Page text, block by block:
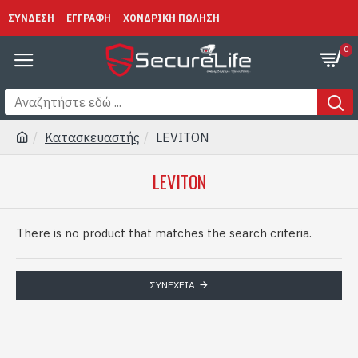
ΣΥΝΔΕΣΗ ΕΓΓΡΑΦΗ ΧΟΝΔΡΙΚΗ ΠΩΛΗΣΗ
0
Κατασκευαστής LEVITON
LEVITON
There is no product that matches the search criteria.
ΣΥΝΈΧΕΙΑ